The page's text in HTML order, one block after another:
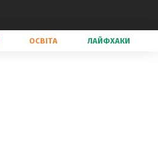
ОСВІТА ЛАЙФХАКИ